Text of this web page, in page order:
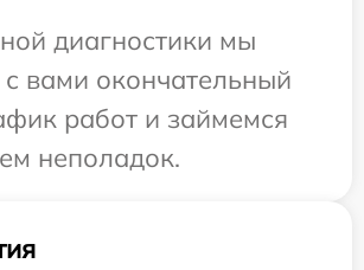
диагностики мы
с вами окончательный
работ и займемся
неполадок.